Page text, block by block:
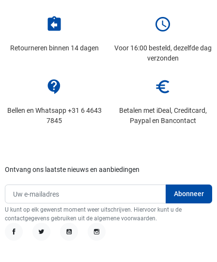
assignment_return
Retourneren binnen 14 dagen
schedule
Voor 16:00 besteld, dezelfde dag
verzonden
contact_support
Bellen en Whatsapp +31 6 4643
7845
euro_symbol
Betalen met iDeal, Creditcard,
Paypal en Bancontact
Ontvang ons laatste nieuws en aanbiedingen
U kunt op elk gewenst moment weer uitschrijven. Hiervoor kunt u de
contactgegevens gebruiken uit de algemene voorwaarden.